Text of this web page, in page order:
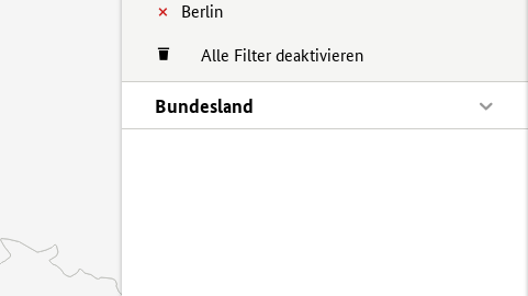
Berlin
Alle Filter deaktivieren
Bundesland